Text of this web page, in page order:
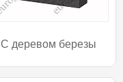
С деревом березы